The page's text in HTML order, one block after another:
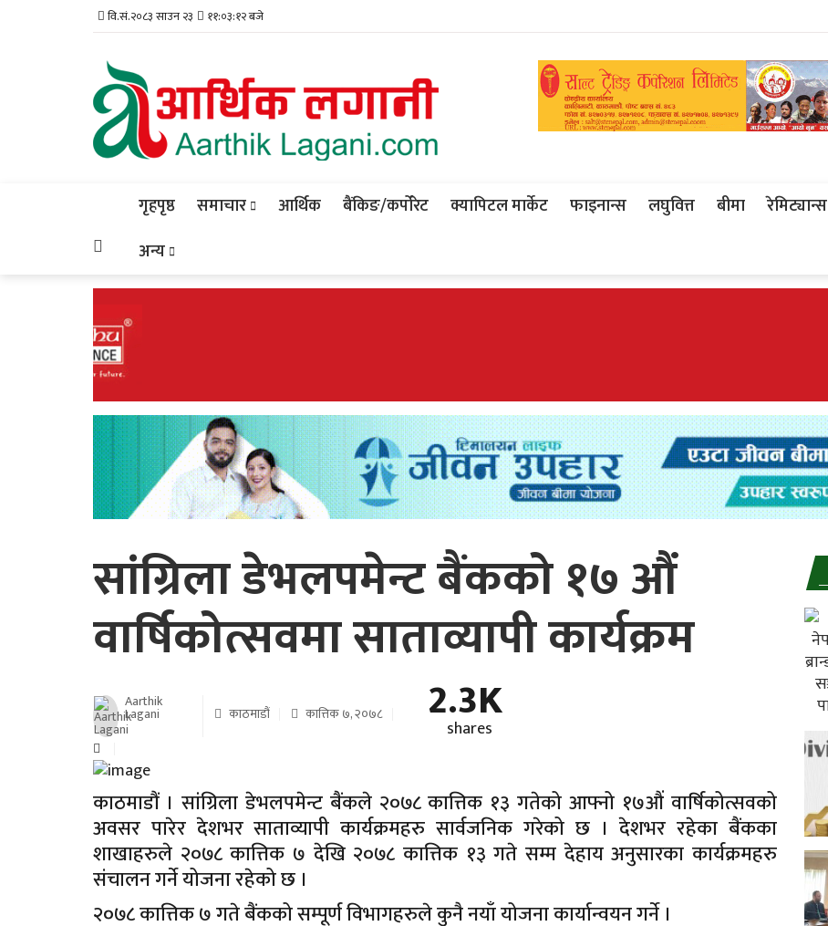
वि.सं.२०८३ साउन २३ ११:०३:१३ बजे
गृहपृष्ठ समाचार आर्थिक बैंकिङ/कर्पोरेट क्यापिटल मार्केट फाइनान्स लघुवित्त बीमा रेमिट्यान्स
अन्य
सांग्रिला डेभलपमेन्ट बैंकको १७ औं
वार्षिकोत्सवमा साताव्यापी कार्यक्रम
Aarthik
Lagani काठमाडौं कात्तिक ७, २०७८ 2.3K
shares
काठमाडौं । सांग्रिला डेभलपमेन्ट बैंकले २०७८ कात्तिक १३ गतेको आफ्नो १७औं वार्षिकोत्सवको
अवसर पारेर देशभर साताव्यापी कार्यक्रमहरु सार्वजनिक गरेको छ । देशभर रहेका बैंकका
शाखाहरुले २०७८ कात्तिक ७ देखि २०७८ कात्तिक १३ गते सम्म देहाय अनुसारका कार्यक्रमहरु
संचालन गर्ने योजना रहेको छ ।
२०७८ कात्तिक ७ गते बैंकको सम्पूर्ण विभागहरुले कुनै नयाँ योजना कार्यान्वयन गर्ने ।